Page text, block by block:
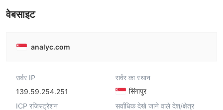
वेबसाइट
analyc.com
सर्वर IP
139.59.254.251
सर्वर का स्थान
सिंगापुर
ICP रजिस्ट्रेशन
सर्वाधिक देखे जाने वाले देश/क्षेत्र